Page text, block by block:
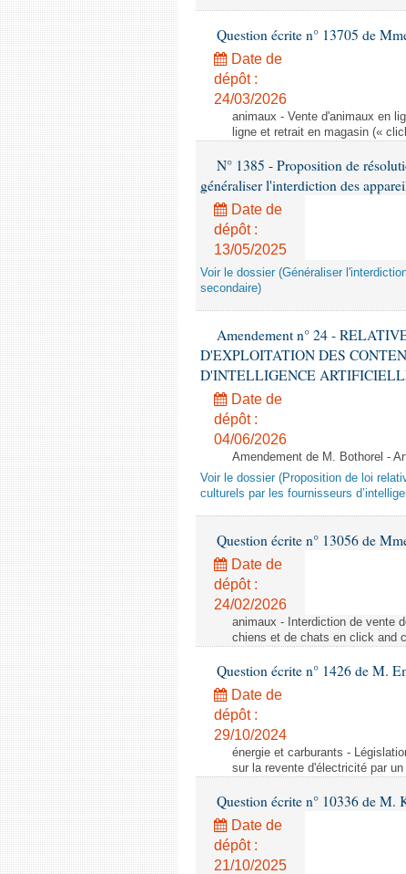
Question écrite n° 13705 de
Date de
dépôt :
24/03/2026
animaux - Vente d'animaux en
ligne et retrait en magasin («
N° 1385 - Proposition de
généraliser l'interdiction des
Date de
dépôt :
13/05/2025
Voir le dossier (Généraliser
secondaire)
Amendement n° 24 -
D'EXPLOITATION DES
D'INTELLIGENCE
Date de
dépôt :
04/06/2026
Amendement de M. Bothorel -
Voir le dossier (Proposition de loi
culturels par les fournisseurs
Question écrite n° 13056 de
Date de
dépôt :
24/02/2026
animaux - Interdiction de vente
chiens et de chats en click and
Question écrite n° 1426 de M.
Date de
dépôt :
29/10/2024
énergie et carburants -
sur la revente d'électricité par
Question écrite n° 10336 de M.
Date de
dépôt :
21/10/2025